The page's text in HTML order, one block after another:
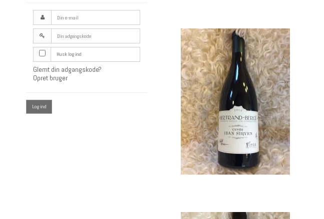
Husk log ind
Glemt din adgangskode?
Opret bruger
Log ind